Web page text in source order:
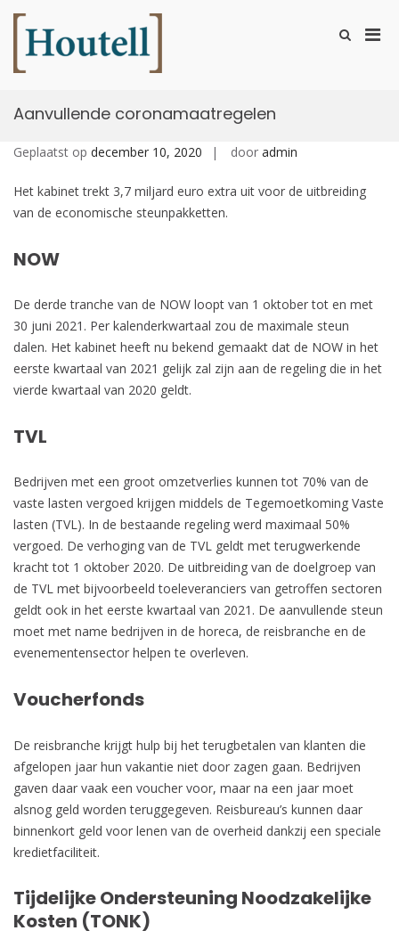
naar
inhoud
Toon
Aanvullende coronamaatregelen
Geplaatst op december 10, 2020 door admin
Het kabinet trekt 3,7 miljard euro extra uit voor de uitbreiding
van de economische steunpakketten.
NOW
De derde tranche van de NOW loopt van 1 oktober tot en met
30 juni 2021. Per kalenderkwartaal zou de maximale steun
dalen. Het kabinet heeft nu bekend gemaakt dat de NOW in het
eerste kwartaal van 2021 gelijk zal zijn aan de regeling die in het
vierde kwartaal van 2020 geldt.
TVL
Bedrijven met een groot omzetverlies kunnen tot 70% van de
vaste lasten vergoed krijgen middels de Tegemoetkoming Vaste
lasten (TVL). In de bestaande regeling werd maximaal 50%
vergoed. De verhoging van de TVL geldt met terugwerkende
kracht tot 1 oktober 2020. De uitbreiding van de doelgroep van
de TVL met bijvoorbeeld toeleveranciers van getroffen sectoren
geldt ook in het eerste kwartaal van 2021. De aanvullende steun
moet met name bedrijven in de horeca, de reisbranche en de
evenementensector helpen te overleven.
Voucherfonds
De reisbranche krijgt hulp bij het terugbetalen van klanten die
afgelopen jaar hun vakantie niet door zagen gaan. Bedrijven
gaven daar vaak een voucher voor, maar na een jaar moet
alsnog geld worden teruggegeven. Reisbureau’s kunnen daar
binnenkort geld voor lenen van de overheid dankzij een speciale
kredietfaciliteit.
Tijdelijke Ondersteuning Noodzakelijke
Kosten (TONK)